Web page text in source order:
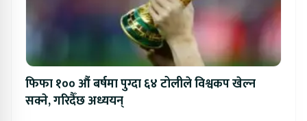
फिफा १०० औं बर्षमा पुग्दा ६४ टोलीले विश्वकप खेल्न
सक्ने, गरिदैँछ अध्ययन्